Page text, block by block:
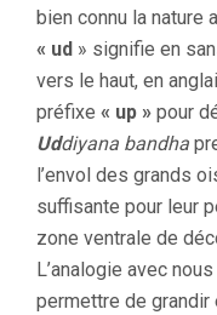
bien connu la nature
« ud » signifie en
vers le haut, en
préfixe « up » pour
Uddiyana bandha
l’envol des grands
suffisante pour leur
zone ventrale de
L’analogie avec
permettre de grandir